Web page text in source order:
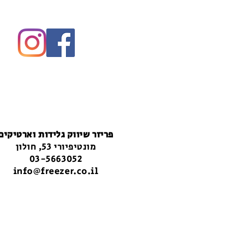
פריזר שיווק גלידות
מונטיפיורי 53, חולון
03-5663052
info@freezer.co.il